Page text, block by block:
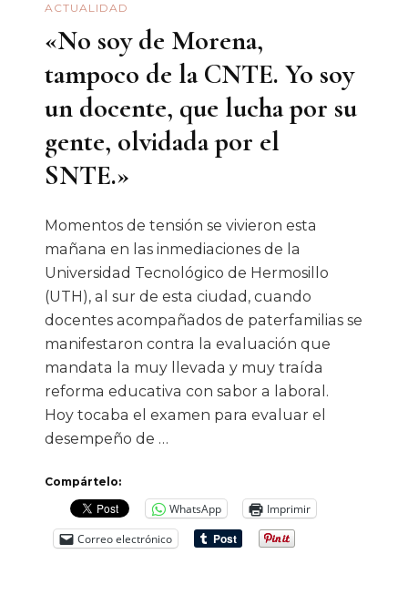
ACTUALIDAD
«No soy de Morena,
tampoco de la CNTE. Yo soy
un docente, que lucha por su
gente, olvidada por el
SNTE.»
Momentos de tensión se vivieron esta
mañana en las inmediaciones de la
Universidad Tecnológico de Hermosillo
(UTH), al sur de esta ciudad, cuando
docentes acompañados de paterfamilias se
manifestaron contra la evaluación que
mandata la muy llevada y muy traída
reforma educativa con sabor a laboral.
Hoy tocaba el examen para evaluar el
desempeño de …
Compártelo:
WhatsApp
Imprimir
Correo electrónico